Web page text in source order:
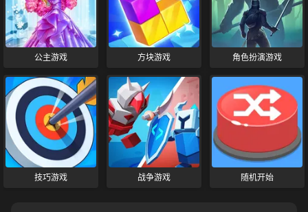
公主游戏 方块游戏 角色扮演游戏
技巧游戏 战争游戏 随机开始